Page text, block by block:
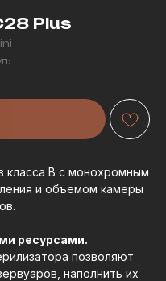
Plus
класса В с монохромным
и объемом камеры
ресурсами.
позволяют
наполнить их